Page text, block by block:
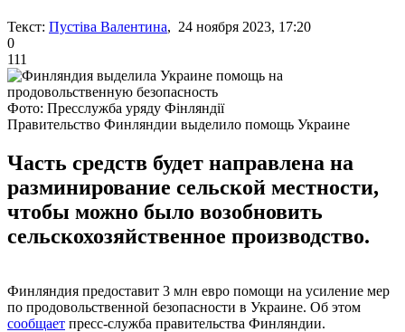
Текст: Пустіва Валентина, 24 ноября 2023, 17:20
0
111
Фото: Пресслужба уряду Фінляндії
Правительство Финляндии выделило помощь Украине
Часть средств будет направлена на
разминирование сельской местности,
чтобы можно было возобновить
сельскохозяйственное производство.
Финляндия предоставит 3 млн евро помощи на усиление мер
по продовольственной безопасности в Украине. Об этом
сообщает пресс-служба правительства Финляндии.